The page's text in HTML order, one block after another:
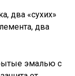
два «сухих»
два
эмалью с